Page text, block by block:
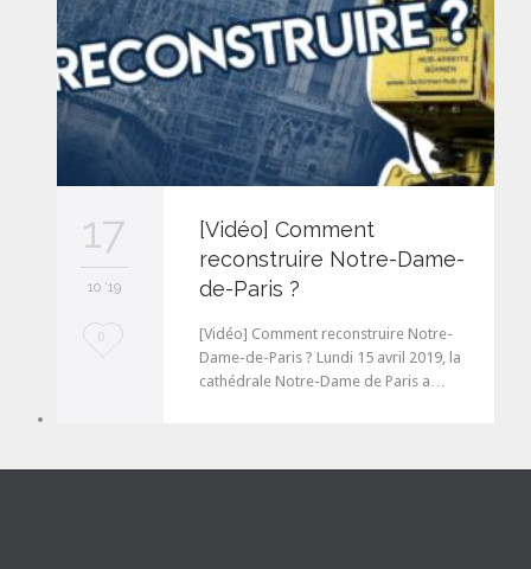
17
10 '19
L
0
[Vidéo] Comment
reconstruire Notre-Dame-
de-Paris ?
[Vidéo] Comment reconstruire Notre-
Dame-de-Paris ? Lundi 15 avril 2019, la
cathédrale Notre-Dame de Paris a…